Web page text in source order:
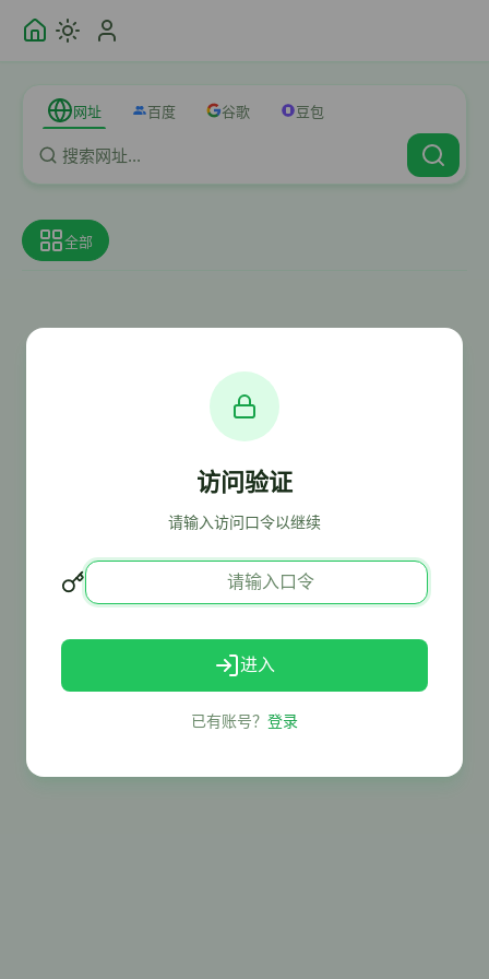
网址 百度 谷歌 豆包
全部
访问验证
请输入访问口令以继续
进入
已有账号？ 登录